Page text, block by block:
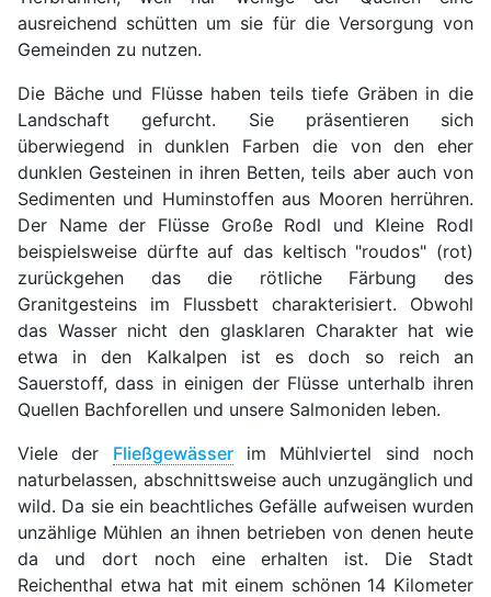
ausreichend schütten um sie für die Versorgung von
Gemeinden zu nutzen.
Die Bäche und Flüsse haben teils tiefe Gräben in die
Landschaft gefurcht. Sie präsentieren sich
überwiegend in dunklen Farben die von den eher
dunklen Gesteinen in ihren Betten, teils aber auch von
Sedimenten und Huminstoffen aus Mooren herrühren.
Der Name der Flüsse Große Rodl und Kleine Rodl
beispielsweise dürfte auf das keltisch "roudos" (rot)
zurückgehen das die rötliche Färbung des
Granitgesteins im Flussbett charakterisiert. Obwohl
das Wasser nicht den glasklaren Charakter hat wie
etwa in den Kalkalpen ist es doch so reich an
Sauerstoff, dass in einigen der Flüsse unterhalb ihren
Quellen Bachforellen und unsere Salmoniden leben.
Viele der Fließgewässerim Mühlviertel sind noch
naturbelassen, abschnittsweise auch unzugänglich und
wild. Da sie ein beachtliches Gefälle aufweisen wurden
unzählige Mühlen an ihnen betrieben von denen heute
da und dort noch eine erhalten ist. Die Stadt
Reichenthal etwa hat mit einem schönen 14 Kilometer